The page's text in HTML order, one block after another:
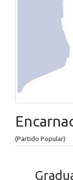
(Partido Popular)